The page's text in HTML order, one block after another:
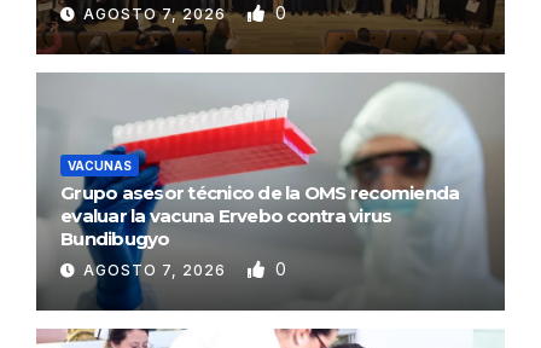
AGOSTO 7, 2026 0
VACUNAS
Grupo asesor técnico de la OMS recomienda
evaluar la vacuna Ervebo contra virus
Bundibugyo
AGOSTO 7, 2026 0